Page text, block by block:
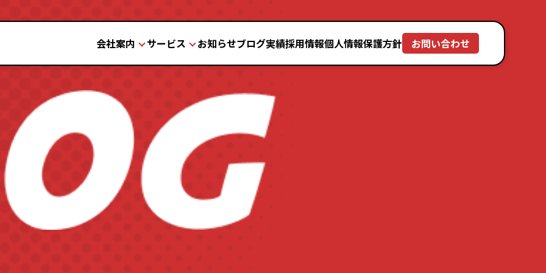
会社案内
理念と歴史
よくある質問
お問い合わせの流れ
サービス お知らせブログ実績採用情報個人情報保護方針 お問い合わせ